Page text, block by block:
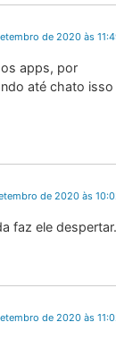
de 2020 às
apps, por
até chato isso
de 2020 às
faz ele despertar.
de 2020 às